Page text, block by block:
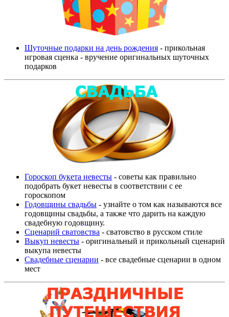
Шуточные подарки на день рождения - прикольная
игровая сценка - вручение оригинальных шуточных
подарков
Гороскоп букета невесты - советы как правильно
подобрать букет невесты в соответствии с ее
гороскопом
Годовщины свадьбы - узнайте о том как называются все
годовщины свадьбы, а также что дарить на каждую
свадебную годовщину.
Сценарий сватовства - сватовство в русском стиле
Выкуп невесты - оригинальный и прикольный сценарий
выкупа невесты
Свадебные сценарии - все свадебные сценарии в одном
мест